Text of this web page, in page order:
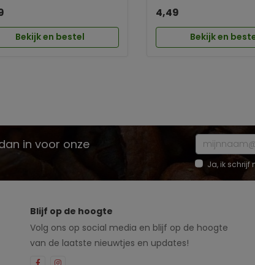
Bekijk en bestel
4,49
Bekijk en
in voor onze
Ja, ik schrijf
Blijf op de hoogte
Volg ons op social media en blijf op de hoogte
van de laatste nieuwtjes en updates!